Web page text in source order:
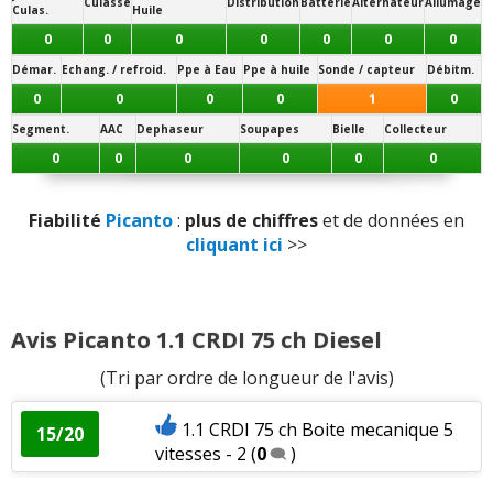
Puissance moteur et relances:1aime
Consommation:3aiment1n'aime pas
Rapport qualité/prix:1aime
Fiabilité:3aiment
Entretien (coût): 1aime
Culas.
Huile
0 0 0 0 0 0 0
Démar. Echang. / refroid. Ppe à Eau Ppe à huile Sonde / capteur Débitm.
0 0 0 0 1 0
Segment. AAC Dephaseur Soupapes Bielle Collecteur
0 0 0 0 0 0
Fiabilité Picanto: plus de chiffreset de données en
cliquant ici >>
Avis Picanto 1.1 CRDI 75 ch Diesel
(Tri par ordre de longueur de l'avis)
15/20
1.1 CRDI 75 ch Boite mecanique 5
vitesses - 2 (0 )